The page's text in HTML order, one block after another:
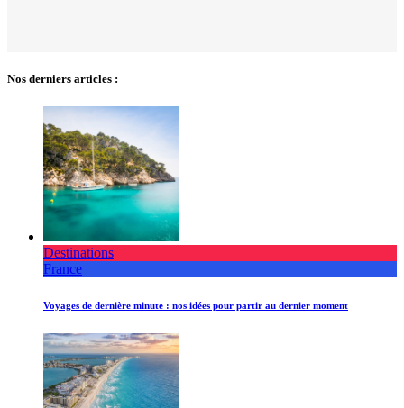
Nos derniers articles :
Destinations
France
Voyages de dernière minute : nos idées pour partir au dernier moment